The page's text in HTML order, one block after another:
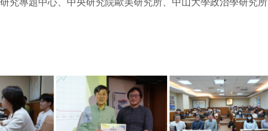
究專題中心、中央研究院歐美研究所、中山大學政治學研究所